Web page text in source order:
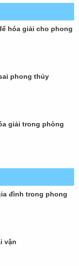
hóa giải cho phong
phong thủy
giải trong phòng
đình trong phong
vận